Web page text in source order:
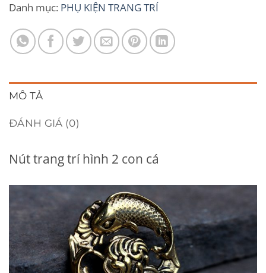
Danh mục: PHỤ KIỆN TRANG TRÍ
MÔ TẢ
ĐÁNH GIÁ (0)
Nút trang trí hình 2 con cá